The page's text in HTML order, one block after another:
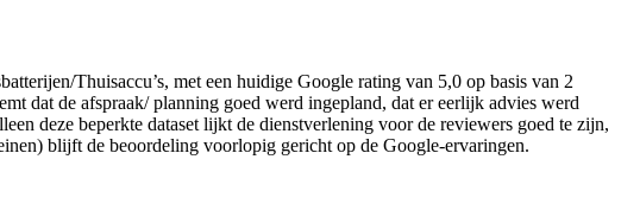
Thuisaccu’s, met een huidige Google rating van 5,0 op basis van 2
dat de afspraak/ planning goed werd ingepland, dat er eerlijk advies werd
deze beperkte dataset lijkt de dienstverlening voor de reviewers goed te zijn,
blijft de beoordeling voorlopig gericht op de Google-ervaringen.